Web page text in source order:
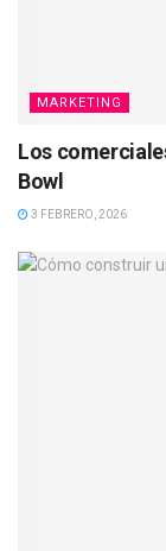
MARKETING
Los
Bowl
3 FEBRERO, 2026